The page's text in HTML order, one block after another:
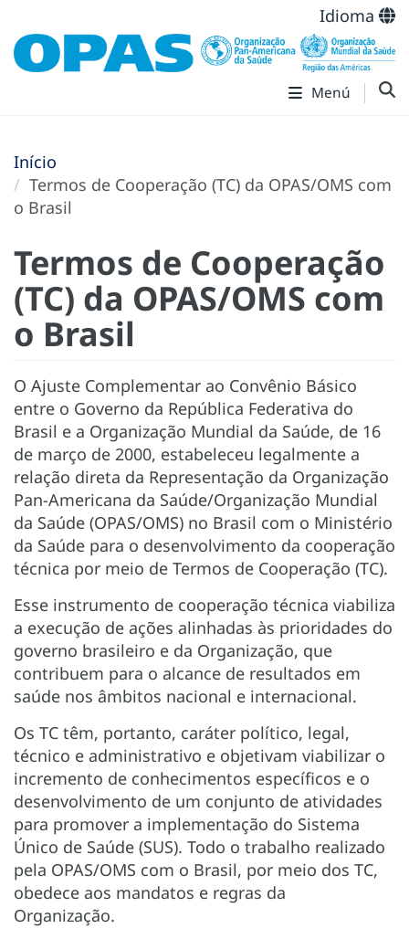
Idioma
Menú
Início
Termos de Cooperação (TC) da OPAS/OMS com
o Brasil
Termos de Cooperação
(TC) da OPAS/OMS com
o Brasil
O Ajuste Complementar ao Convênio Básico
entre o Governo da República Federativa do
Brasil e a Organização Mundial da Saúde, de 16
de março de 2000, estabeleceu legalmente a
relação direta da Representação da Organização
Pan-Americana da Saúde/Organização Mundial
da Saúde (OPAS/OMS) no Brasil com o Ministério
da Saúde para o desenvolvimento da cooperação
técnica por meio de Termos de Cooperação (TC).
Esse instrumento de cooperação técnica viabiliza
a execução de ações alinhadas às prioridades do
governo brasileiro e da Organização, que
contribuem para o alcance de resultados em
saúde nos âmbitos nacional e internacional.
Os TC têm, portanto, caráter político, legal,
técnico e administrativo e objetivam viabilizar o
incremento de conhecimentos específicos e o
desenvolvimento de um conjunto de atividades
para promover a implementação do Sistema
Único de Saúde (SUS). Todo o trabalho realizado
pela OPAS/OMS com o Brasil, por meio dos TC,
obedece aos mandatos e regras da
Organização.